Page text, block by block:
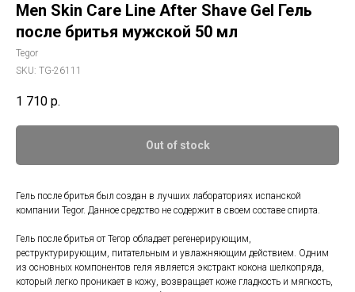
Men Skin Care Line After Shave Gel Гель
после бритья мужской 50 мл
Tegor
SKU: TG-26111
1 710 р.
Out of stock
Гель после бритья был создан в лучших лабораториях испанской
компании Tegor. Данное средство не содержит в своем составе спирта.
Гель после бритья от Тегор обладает регенерирующим,
реструктурирующим, питательным и увлажняющим действием. Одним
из основных компонентов геля является экстракт кокона шелкопряда,
который легко проникает в кожу, возвращает коже гладкость и мягкость,